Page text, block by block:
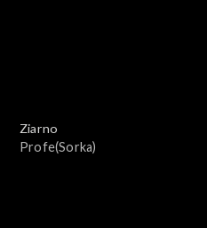
Ziarno
Profe(Sorka)